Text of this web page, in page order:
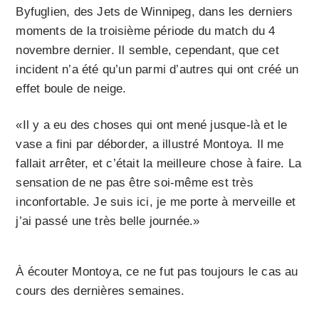
Byfuglien, des Jets de Winnipeg, dans les derniers
moments de la troisième période du match du 4
novembre dernier. Il semble, cependant, que cet
incident n’a été qu’un parmi d’autres qui ont créé un
effet boule de neige.
«Il y a eu des choses qui ont mené jusque-là et le
vase a fini par déborder, a illustré Montoya. Il me
fallait arrêter, et c’était la meilleure chose à faire. La
sensation de ne pas être soi-même est très
inconfortable. Je suis ici, je me porte à merveille et
j’ai passé une très belle journée.»
À écouter Montoya, ce ne fut pas toujours le cas au
cours des dernières semaines.